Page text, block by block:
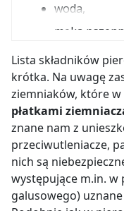
woda,
mąka
płatki
ser
cebula
wieprzowy),
sól,
olej roślinny,
pieprz,
substancja
Lista składników
krótka. Na uwagę
ziemniaków, które w
płatkami
znane nam z
przeciwutleniacze,
nich są
występujące m.in. w
galusowego)